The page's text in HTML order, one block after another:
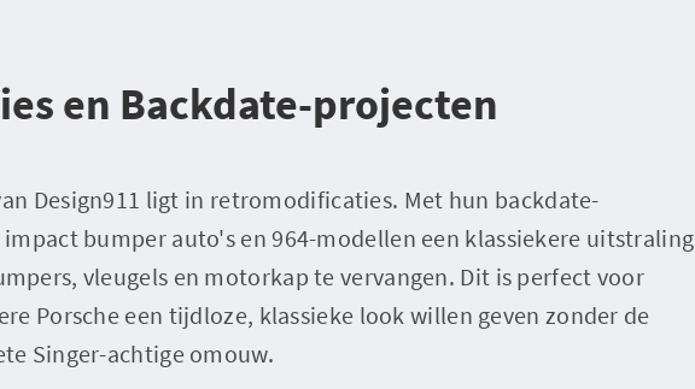
en Backdate-projecten
Design911 ligt in retromodificaties. Met hun backdate-
bumper auto's en 964-modellen een klassiekere uitstraling
vleugels en motorkap te vervangen. Dit is perfect voor
Porsche een tijdloze, klassieke look willen geven zonder de
Singer-achtige omouw.